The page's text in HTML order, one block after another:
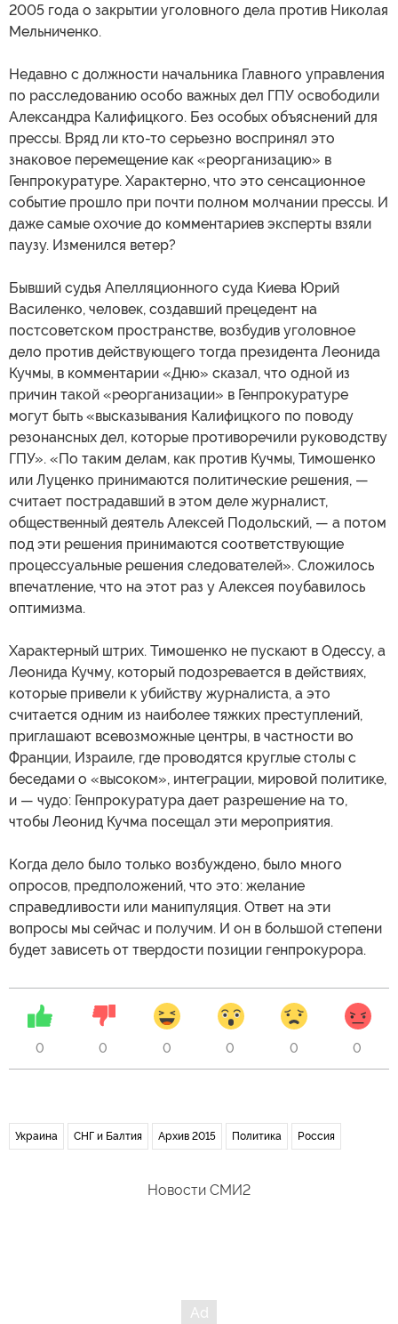
2005 года о закрытии уголовного дела против Николая
Мельниченко.
Недавно с должности начальника Главного управления
по расследованию особо важных дел ГПУ освободили
Александра Калифицкого. Без особых объяснений для
прессы. Вряд ли кто-то серьезно воспринял это
знаковое перемещение как «реорганизацию» в
Генпрокуратуре. Характерно, что это сенсационное
событие прошло при почти полном молчании прессы. И
даже самые охочие до комментариев эксперты взяли
паузу. Изменился ветер?
Бывший судья Апелляционного суда Киева Юрий
Василенко, человек, создавший прецедент на
постсоветском пространстве, возбудив уголовное
дело против действующего тогда президента Леонида
Кучмы, в комментарии «Дню» сказал, что одной из
причин такой «реорганизации» в Генпрокуратуре
могут быть «высказывания Калифицкого по поводу
резонансных дел, которые противоречили руководству
ГПУ». «По таким делам, как против Кучмы, Тимошенко
или Луценко принимаются политические решения, —
считает пострадавший в этом деле журналист,
общественный деятель Алексей Подольский, — а потом
под эти решения принимаются соответствующие
процессуальные решения следователей». Сложилось
впечатление, что на этот раз у Алексея поубавилось
оптимизма.
Характерный штрих. Тимошенко не пускают в Одессу, а
Леонида Кучму, который подозревается в действиях,
которые привели к убийству журналиста, а это
считается одним из наиболее тяжких преступлений,
приглашают всевозможные центры, в частности во
Франции, Израиле, где проводятся круглые столы с
беседами о «высоком», интеграции, мировой политике,
и — чудо: Генпрокуратура дает разрешение на то,
чтобы Леонид Кучма посещал эти мероприятия.
Когда дело было только возбуждено, было много
опросов, предположений, что это: желание
справедливости или манипуляция. Ответ на эти
вопросы мы сейчас и получим. И он в большой степени
будет зависеть от твердости позиции генпрокурора.
0 0 0 0 0 0
Украина СНГ и Балтия Архив 2015 Политика Россия
Новости СМИ2